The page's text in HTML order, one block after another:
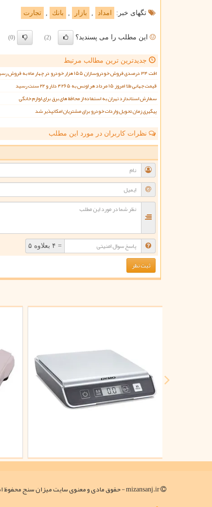
تگهای خبر: امداد , بازار , بانك , تجارت
این مطلب را می پسندید؟ (2)
(0)
جدیدترین ترین مطالب مرتبط
افت ۳۴ درصدی فروش خودروسازان ۱۵۵ هزار خودرو در چهار ماه به فروش رسید
قیمت جهانی طلا امروز ۱۵ مرداد هر اونس به ۴۲۶۵ دلار و ۲۲ سنت رسید
سفارش استاندارد تهران به استفاده از محافظ های برق برای لوازم خانگی
پیگیری زمان تحویل واردات خودرو برای مشتریان امکانپذیر شد
نظرات کاربران در مورد این مطلب
= ۴ بعلاوه ۵